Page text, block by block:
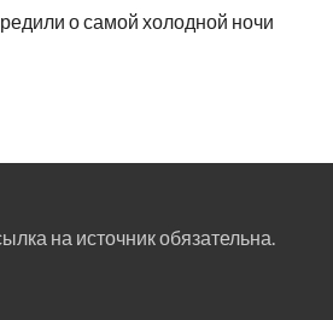
о самой холодной ночи
на источник обязательна.